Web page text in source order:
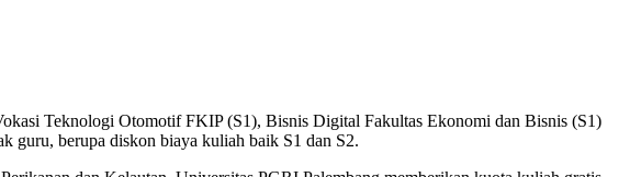
Teknologi Otomotif FKIP (S1), Bisnis Digital Fakultas Ekonomi dan Bisnis (S1)
guru, berupa diskon biaya kuliah baik S1 dan S2.